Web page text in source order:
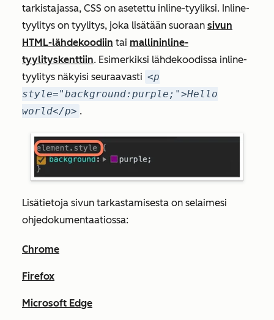
tarkistajassa, CSS on asetettu inline-tyyliksi. Inline-
tyylitys on tyylitys, joka lisätään suoraan sivun
HTML-lähdekoodiin tai mallininline-
tyylityskenttiin. Esimerkiksi lähdekoodissa inline-
tyylitys näkyisi seuraavasti <p
style="background:purple;">Hello
world</p> .
Lisätietoja sivun tarkastamisesta on selaimesi
ohjedokumentaatiossa:
Chrome
Firefox
Microsoft Edge